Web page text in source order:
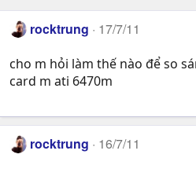
rocktrung 17/7/11
cho m hỏi làm thế nào để so
card m ati 6470m
rocktrung 16/7/11